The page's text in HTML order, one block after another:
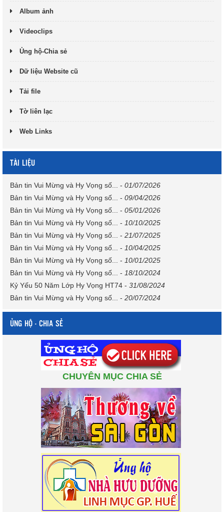
Album ảnh
Videoclips
Ủng hộ-Chia sẻ
Dữ liệu Website cũ
Tải file
Tờ liên lạc
Web Links
TÀI LIỆU
Bản tin Vui Mừng và Hy Vọng số... - 01/07/2026
Bản tin Vui Mừng và Hy Vọng số...
- 09/04/2026
Bản tin Vui Mừng và Hy Vọng số...
- 05/01/2026
Bản tin Vui Mừng và Hy Vọng số...
- 10/10/2025
Bản tin Vui Mừng và Hy Vọng số...
- 21/07/2025
Bản tin Vui Mừng và Hy Vọng số...
- 10/04/2025
Bản tin Vui Mừng và Hy Vọng số...
- 10/01/2025
Bản tin Vui Mừng và Hy Vọng số...
- 18/10/2024
Kỷ Yếu 50 Năm Lớp Hy Vọng HT74 - 31/08/2024
Bản tin Vui Mừng và Hy Vọng số...
- 20/07/2024
ỦNG HỘ - CHIA SẺ
CHUYÊN MỤC CHIA SẺ